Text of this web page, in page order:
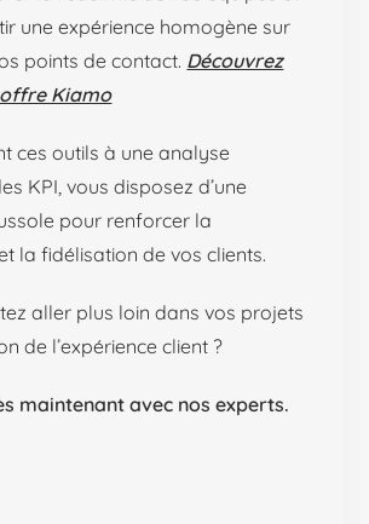
une expérience homogène sur
points de contact. Découvrez
Kiamo
ces outils à une analyse
KPI, vous disposez d’une
pour renforcer la
la fidélisation de vos clients.
aller plus loin dans vos projets
de l’expérience client ?
maintenant avec nos experts.